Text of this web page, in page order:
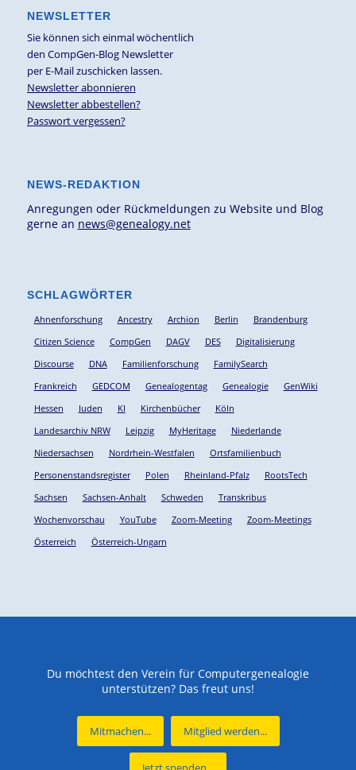
NEWSLETTER
Sie können sich einmal wöchentlich
den CompGen-Blog Newsletter
per E-Mail zuschicken lassen.
Newsletter abonnieren
Newsletter abbestellen?
Passwort vergessen?
NEWS-REDAKTION
Anregungen oder Rückmeldungen zu Website und Blog
gerne an news@genealogy.net
SCHLAGWÖRTER
Ahnenforschung Ancestry Archion Berlin
Brandenburg
Citizen Science
CompGen DAGV DES
Digitalisierung
Discourse
DNA Familienforschung
FamilySearch
Frankreich
GEDCOM Genealogentag Genealogie
GenWiki
Hessen
Juden KI Kirchenbücher
Köln
Landesarchiv NRW
Leipzig MyHeritage
Niederlande
Niedersachsen
Nordrhein-Westfalen
Ortsfamilienbuch
Personenstandsregister
Polen Rheinland-Pfalz
RootsTech
Sachsen
Sachsen-Anhalt Schweden
Transkribus
Wochenvorschau
YouTube Zoom-Meeting
Zoom-Meetings
Österreich
Österreich-Ungarn
Du möchtest den Verein für Computergenealogie
unterstützen? Das freut uns!
Mitmachen... Mitglied werden...